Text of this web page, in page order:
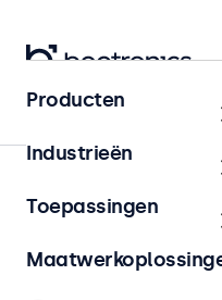
Home
Touchscreens met
HDMI Touchscreen
toepassingen en continu
zijn compatible met
Producten
Industrieën
Toepassingen